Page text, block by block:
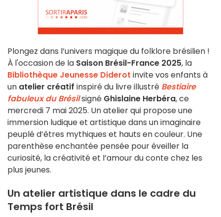
Plongez dans l’univers magique du folklore brésilien !
À l'occasion de la Saison Brésil-France 2025, la
Bibliothèque Jeunesse Diderot invite vos enfants à
un atelier créatif inspiré du livre illustré Bestiaire
fabuleux du Brésilsigné Ghislaine Herbéra, ce
mercredi 7 mai 2025. Un atelier qui propose une
immersion ludique et artistique dans un imaginaire
peuplé d’êtres mythiques et hauts en couleur. Une
parenthèse enchantée pensée pour éveiller la
curiosité, la créativité et l’amour du conte chez les
plus jeunes.
Un atelier artistique dans le cadre du
Temps fort Brésil